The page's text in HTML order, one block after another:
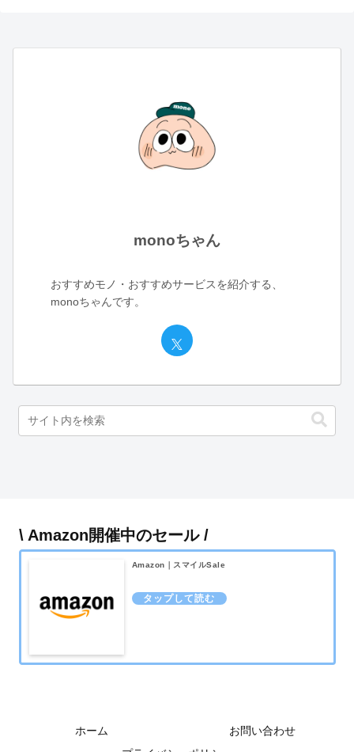
monoちゃん
おすすめモノ・おすすめサービスを紹介する、
monoちゃんです。
\ Amazon開催中のセール /
Amazon｜スマイルSale
ホーム
お問い合わせ